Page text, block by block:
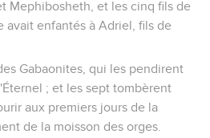
Mephibosheth, et les cinq fils de
avait enfantés à Adriel, fils de
Gabaonites, qui les pendirent
; et les sept tombèrent
aux premiers jours de la
de la moisson des orges.